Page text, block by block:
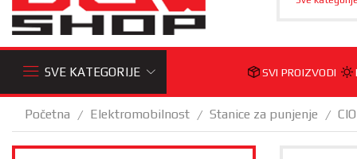
SVE KATEGORIJE SVI PROIZVODI
Početna / Elektromobilnost / Stanice za punjenje /